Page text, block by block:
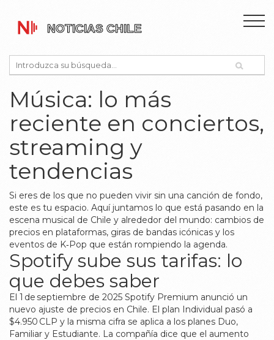
Música: lo más
reciente en conciertos,
streaming y
tendencias
Si eres de los que no pueden vivir sin una canción de fondo,
este es tu espacio. Aquí juntamos lo que está pasando en la
escena musical de Chile y alrededor del mundo: cambios de
precios en plataformas, giras de bandas icónicas y los
eventos de K‑Pop que están rompiendo la agenda.
Spotify sube sus tarifas: lo
que debes saber
El 1 de septiembre de 2025 Spotify Premium anunció un
nuevo ajuste de precios en Chile. El plan Individual pasó a
$4.950 CLP y la misma cifra se aplica a los planes Duo,
Familiar y Estudiante. La compañía dice que el aumento